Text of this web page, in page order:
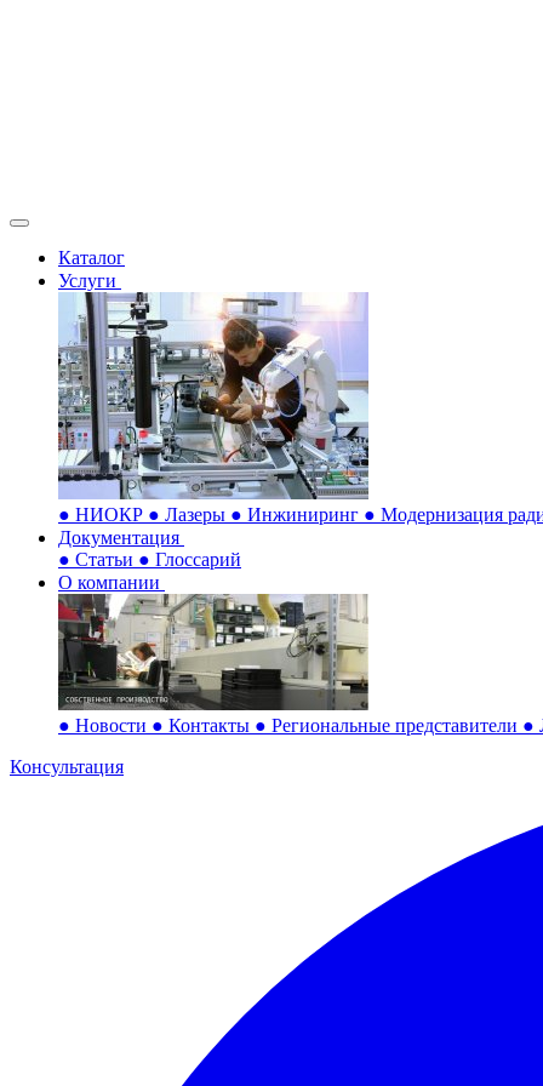
Каталог
Услуги
● НИОКР ● Лазеры ● Инжиниринг ● Модернизация
Документация
● Статьи ● Глоссарий
О компании
● Новости ● Контакты ● Региональные представители ●
Консультация